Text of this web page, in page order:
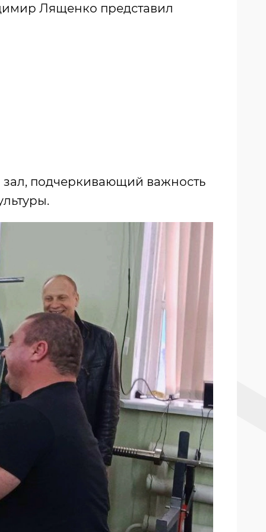
Лященко представил
зал, подчеркивающий важность